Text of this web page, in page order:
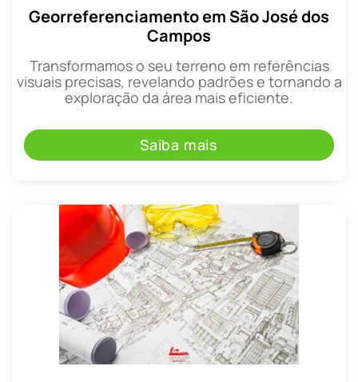
Georreferenciamento em São José dos
Campos
Transformamos o seu terreno em referências
visuais precisas, revelando padrões e tornando a
exploração da área mais eficiente.
Saiba mais